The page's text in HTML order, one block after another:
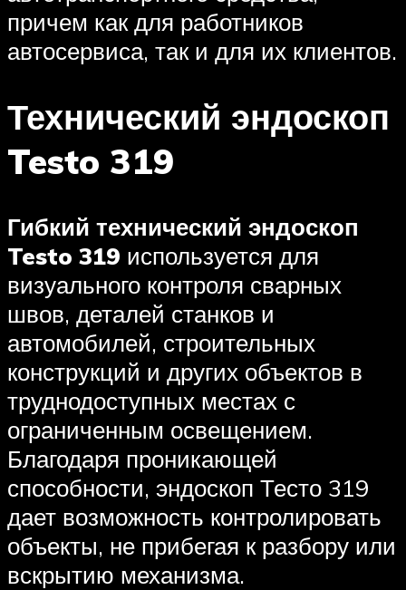
причем как для работников
автосервиса, так и для их клиентов.
Технический эндоскоп
Testo 319
Гибкий технический эндоскоп
Testo 319 используется для
визуального контроля сварных
швов, деталей станков и
автомобилей, строительных
конструкций и других объектов в
труднодоступных местах с
ограниченным освещением.
Благодаря проникающей
способности, эндоскоп Тесто 319
дает возможность контролировать
объекты, не прибегая к разбору или
вскрытию механизма.